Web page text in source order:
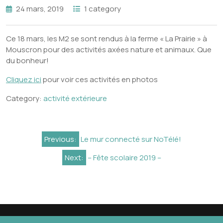
24 mars, 2019 1 category
Ce 18 mars, les M2 se sont rendus à la ferme « La Prairie » à
Mouscron pour des activités axées nature et animaux. Que
du bonheur!
Cliquez icipour voir ces activités en photos
Category: activité extérieure
NavigationPrevious: Le mur connecté sur NoTélé!
Next: – Fête scolaire 2019 –